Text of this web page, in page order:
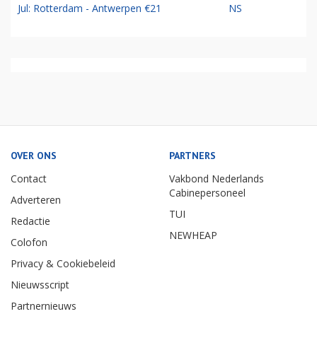
Jul: Rotterdam - Antwerpen €21 NS
OVER ONS
Contact
Adverteren
Redactie
Colofon
Privacy & Cookiebeleid
Nieuwsscript
Partnernieuws
PARTNERS
Vakbond Nederlands
Cabinepersoneel
TUI
NEWHEAP